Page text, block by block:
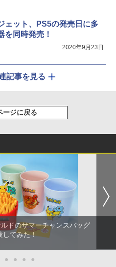
ェット、PS5の発売日に多
を同時発売！
2020年9月23日
記事を見る
ージに戻る
ドのサマーチャンスバッグ
してみた！
● ● ● ●